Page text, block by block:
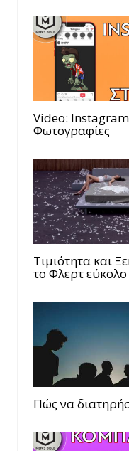
Video:
Φωτογραφίες
Τιμιότητα και
το Φλερτ εύκολο
Πώς να